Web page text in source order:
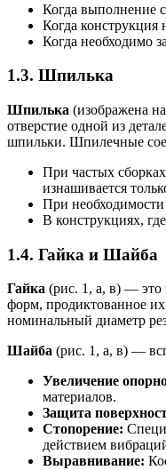
Когда выполнение
Когда конструкция
Когда необходимо
1.3. Шпилька
Шпилька (изображена
отверстие одной из
шпильки. Шпилечные
При частых
изнашивается
При
В конструкциях,
1.4. Гайка и Шайба
Гайка (рис. 1, а, в) — это
форм, продиктованное
номинальный диаметр
Шайба (рис. 1, а, в) —
Увеличение
материалов.
Защита
Стопорение:
действием
Выравнивание: